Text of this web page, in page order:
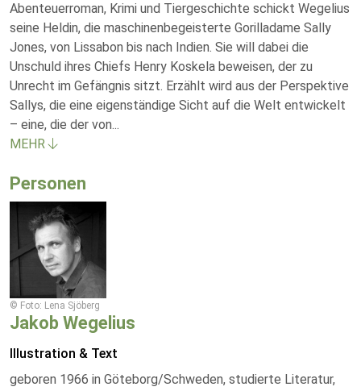
Abenteuerroman, Krimi und Tiergeschichte schickt Wegelius
seine Heldin, die maschinenbegeisterte Gorilladame Sally
Jones, von Lissabon bis nach Indien. Sie will dabei die
Unschuld ihres Chiefs Henry Koskela beweisen, der zu
Unrecht im Gefängnis sitzt. Erzählt wird aus der Perspektive
Sallys, die eine eigenständige Sicht auf die Welt entwickelt
– eine, die der von...
MEHR
Personen
© Foto: Lena Sjöberg
Jakob Wegelius
Illustration & Text
geboren 1966 in Göteborg/Schweden, studierte Literatur,